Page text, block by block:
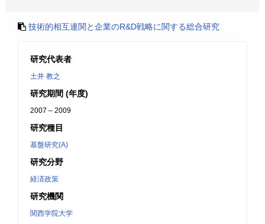
技術的相互連関と企業のR&D戦略に関する総合研究
研究代表者
土井 教之
研究期間 (年度)
2007 – 2009
研究種目
基盤研究(A)
研究分野
経済政策
研究機関
関西学院大学